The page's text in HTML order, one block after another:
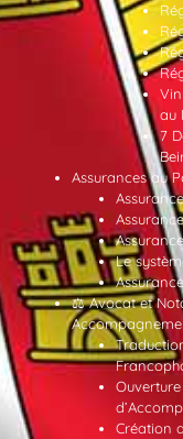
au
7
Assurances au
Le
⚖️ Avocat et
Création